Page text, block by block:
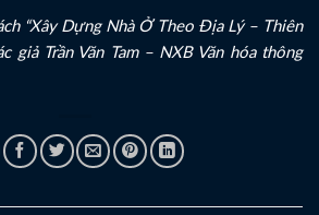
“Xây Dựng Nhà Ở Theo Địa Lý – Thiên
giả Trần Văn Tam – NXB Văn hóa thông